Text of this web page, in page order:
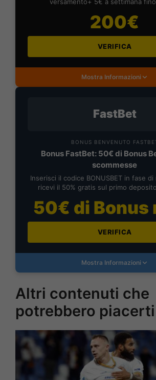
200€
VERIFICA
Mostra Informazioni
FastBet
BONUS BENVENUTO
Bonus FastBet: 50€ di Bonus
scommesse
Inserisci il codice BONUSBET in fase
ricevi il 50% gratis sul primo
50€ di Bonus
VERIFICA
Mostra Informazioni
Altri contenuti che
potrebbero piacerti